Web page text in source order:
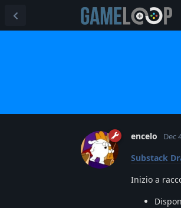
encelo Dec
Substack
Inizio a